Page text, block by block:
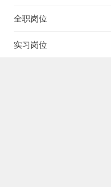
全职岗位
实习岗位